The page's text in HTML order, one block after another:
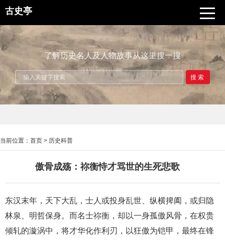
古史亭
了解历史名人及人物故事从这里搜一搜
搜索
当前位置： 首页 > 历史科普
傲骨成殇：祢衡恃才骂世的生死悲歌
东汉末年，天下大乱，士人或投身乱世、纵横捭阖，或归隐
林泉、明哲保身。而名士祢衡，却以一身孤傲风骨，在权贵
倾轧的漩涡中，将才华化作利刃，以狂傲为铠甲，最终在锋